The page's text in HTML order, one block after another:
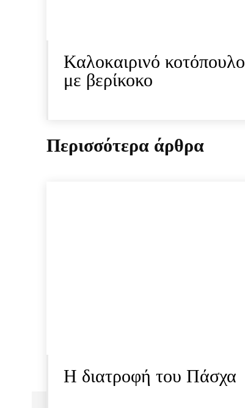
Καλοκαιρινό κοτόπουλο
με βερίκοκο
Περισσότερα άρθρα
Η διατροφή του Πάσχα